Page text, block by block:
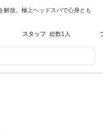
解放。極上ヘッドスパで心身とも
スタッフ 総数1人